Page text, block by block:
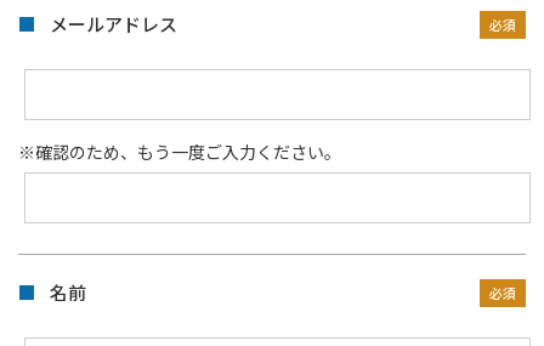
メールアドレス
※確認のため、もう一度ご入力ください。
名前